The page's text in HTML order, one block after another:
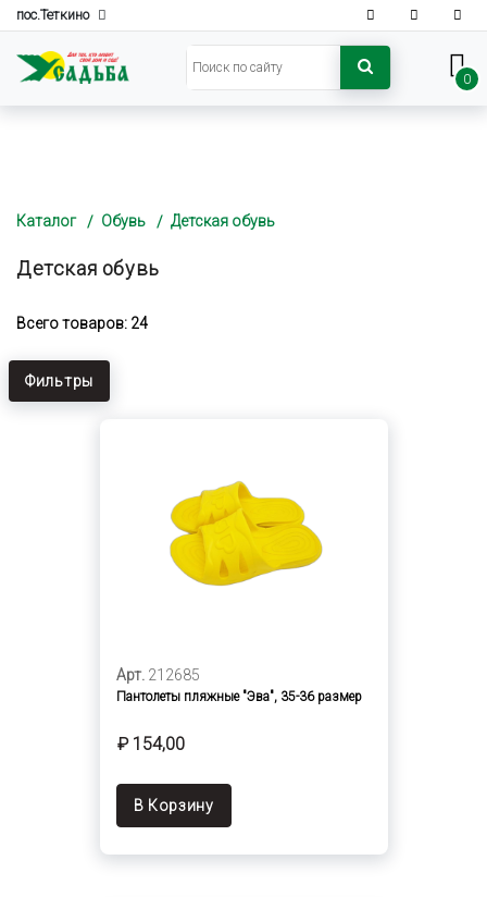
пос.Теткино
0
Каталог Обувь Детская обувь
Детская обувь
Всего товаров: 24
Фильтры
Арт. 212685
Пантолеты пляжные "Эва", 35-36 размер
₽ 154,00
В Корзину